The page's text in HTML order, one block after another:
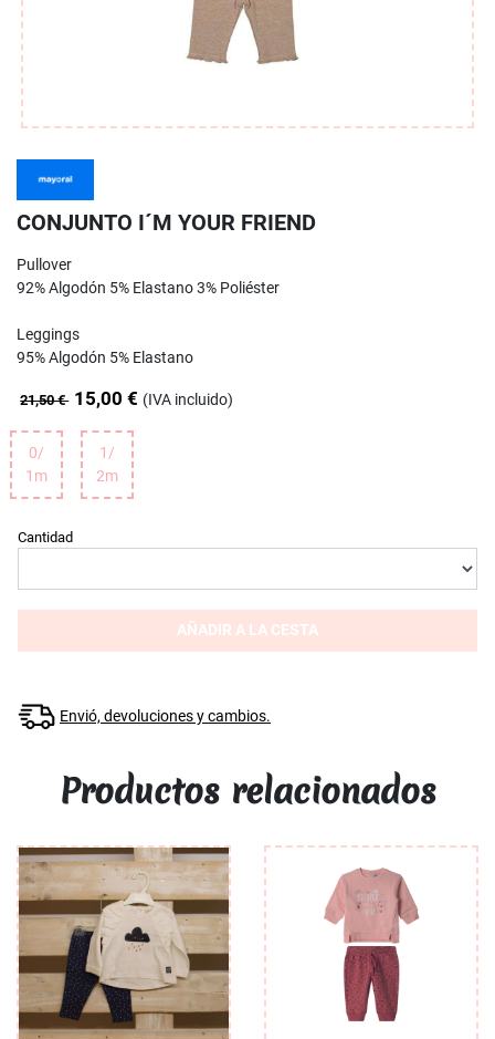
CONJUNTO I´M YOUR FRIEND
Pullover
92% Algodón 5% Elastano 3% Poliéster
Leggings
95% Algodón 5% Elastano
21,50 € 15,00 € (IVA incluido)
0/
1m
1/
2m
Cantidad
AÑADIR A LA CESTA
Envió, devoluciones y cambios.
Productos relacionados